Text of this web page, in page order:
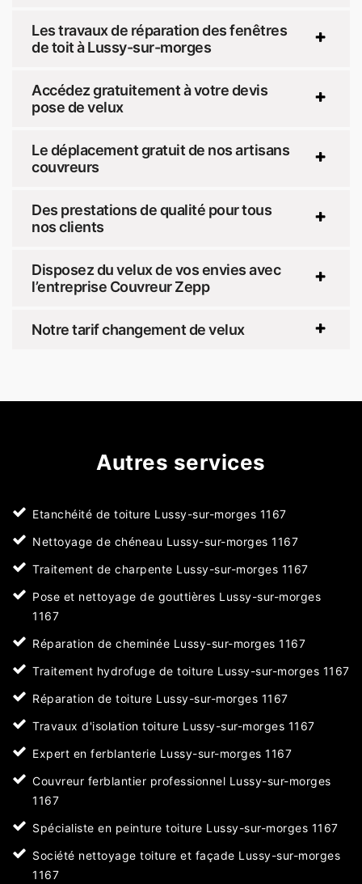
Les travaux de réparation des fenêtres
de toit à Lussy-sur-morges
Accédez gratuitement à votre devis
pose de velux
Le déplacement gratuit de nos artisans
couvreurs
Des prestations de qualité pour tous
nos clients
Disposez du velux de vos envies avec
l’entreprise Couvreur Zepp
Notre tarif changement de velux
Autres services
Etanchéité de toiture Lussy-sur-morges 1167
Nettoyage de chéneau Lussy-sur-morges 1167
Traitement de charpente Lussy-sur-morges 1167
Pose et nettoyage de gouttières Lussy-sur-morges
1167
Réparation de cheminée Lussy-sur-morges 1167
Traitement hydrofuge de toiture Lussy-sur-morges 1167
Réparation de toiture Lussy-sur-morges 1167
Travaux d'isolation toiture Lussy-sur-morges 1167
Expert en ferblanterie Lussy-sur-morges 1167
Couvreur ferblantier professionnel Lussy-sur-morges
1167
Spécialiste en peinture toiture Lussy-sur-morges 1167
Société nettoyage toiture et façade Lussy-sur-morges
1167